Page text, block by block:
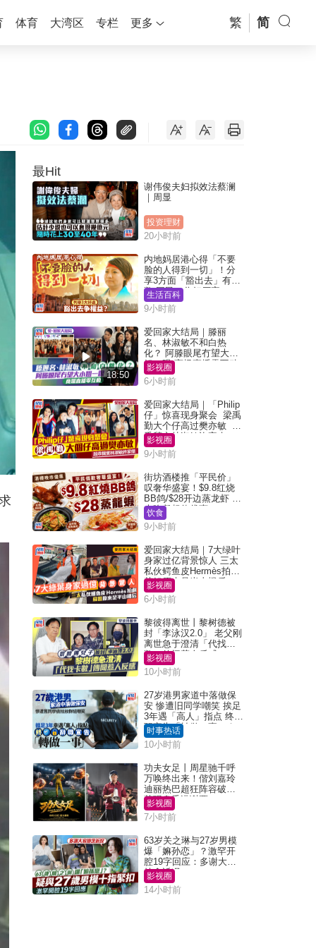
体育 大湾区 专栏 更多 繁 简
最Hit
谢伟俊夫妇拟效法蔡澜
｜周显
投资理财
20小时前
内地妈居港心得「不要
脸的人得到一切」！分
享3方面「豁出去」有著
数 网民：你好厉害
生活百科
9小时前
18:50
爱回家大结局｜滕丽
名、林淑敏不和白热
化？ 阿滕眼尾冇望大小
姐一眼 商场直播零互动
影视圈
6小时前
爱回家大结局｜「Philip
仔」惊喜现身聚会 梁禹
勤大个仔高过樊亦敏 超
乖黐实林淑敏许家杰
影视圈
9小时前
街坊酒楼推「平民价」
叹奢华盛宴！$9.8红烧
BB鸽/$28开边蒸龙虾 3
大晚餐超值优惠
饮食
9小时前
爱回家大结局｜7大绿叶
身家过亿背景惊人 三太
私伙鳄鱼皮Hermès拍剧
苏姐原来是半山楼后
影视圈
6小时前
黎彼得离世丨黎树德被
封「李泳汉2.0」 老父刚
离世急于澄清「代找卡
数」传闻惹人反感
影视圈
10小时前
27岁港男家道中落做保
安 惨遭旧同学嘲笑 挨足
3年遇「高人」指点 终辞
职宣告「转做一事」｜
Juicy叮
时事热话
10小时前
功夫女足丨周星驰千呼
万唤终出来！偕刘嘉玲
迪丽热巴超狂阵容破天
荒现身香港谢票
影视圈
7小时前
63岁关之琳与27岁男模
爆「嫲孙恋」？激罕开
腔19字回应：多谢大家
挂念近况
影视圈
14小时前